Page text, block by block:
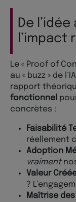
De
l’impact
Le « Proof of
au « buzz » de
rapport
fonctionnel
concrètes :
Faisabilité
réellement
Adoption
vraiment
Valeur
?
Maîtrise